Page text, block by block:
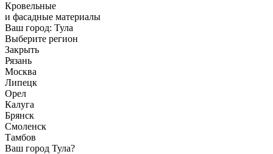
Кровельные
и фасадные материалы
Ваш город: Тула
Выберите регион
Закрыть
Рязань
Москва
Липецк
Орел
Калуга
Брянск
Смоленск
Тамбов
Ваш город Тула?